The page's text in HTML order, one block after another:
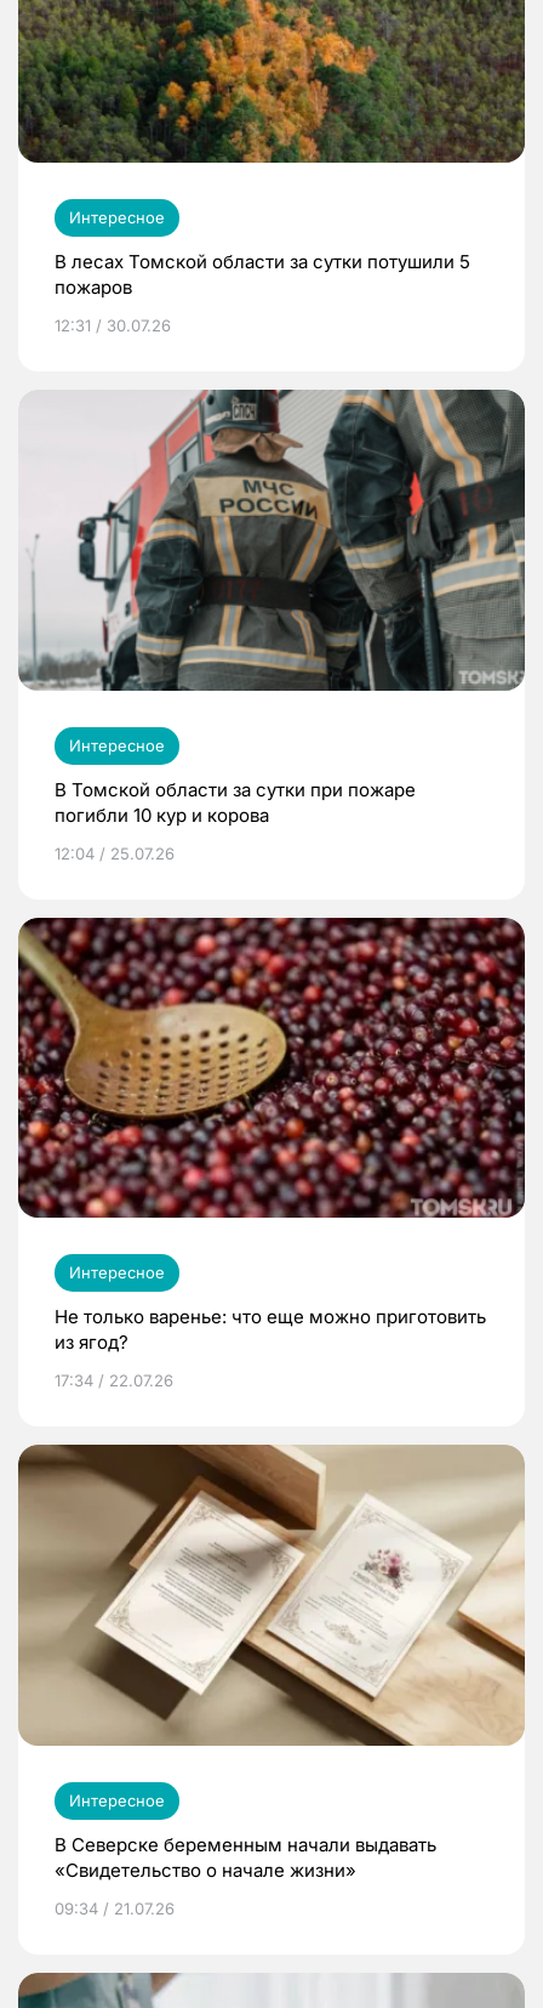
Интересное
В лесах Томской области за сутки потушили 5
пожаров
12:31 / 30.07.26
Интересное
В Томской области за сутки при пожаре
погибли 10 кур и корова
12:04 / 25.07.26
Интересное
Не только варенье: что еще можно приготовить
из ягод?
17:34 / 22.07.26
Интересное
В Северске беременным начали выдавать
«Свидетельство о начале жизни»
09:34 / 21.07.26